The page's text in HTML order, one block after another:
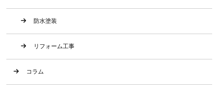
防水塗装
リフォーム工事
コラム